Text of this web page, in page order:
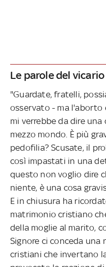
Le parole del vicario
"Guardate, fratelli,
osservato - ma l'aborto
mi verrebbe da dire una
mezzo mondo. È più
pedofilia? Scusate, il
così impastati in una
questo non voglio dire
niente, è una cosa
E in chiusura ha
matrimonio cristiano
della moglie al marito,
Signore ci conceda una
cristiani che invertano